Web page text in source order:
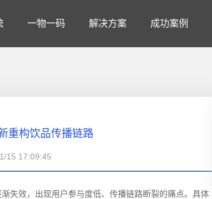
一物一码 解决方案 成功案例
重构饮品传播链路
15 17:09:45
渐失效，出现用户参与度低、传播链路断裂的痛点。具体